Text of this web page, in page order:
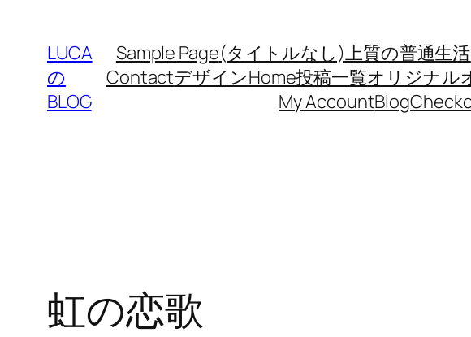
LUCA
の
BLOG
Sample Page(タイトルなし)上質の普通生活
ContactデザインHome投稿一覧オリジナル
My AccountBlog
虹の恋歌